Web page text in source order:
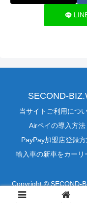
SECOND-
当サイトご利用につ
Airペイの導入方法
PayPay加盟店登録
輸入車の新車をカーリ
Copyright © SECOND-